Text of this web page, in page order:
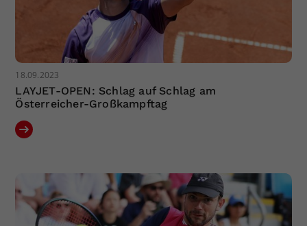
18.09.2023
LAYJET-OPEN: Schlag auf Schlag am
Österreicher-Großkampftag